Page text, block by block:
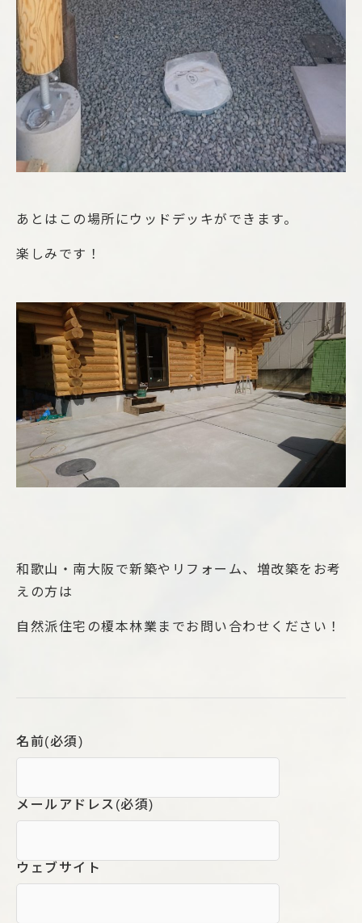
あとはこの場所にウッドデッキができます。
楽しみです！
和歌山・南大阪で新築やリフォーム、増改築をお考
えの方は
自然派住宅の榎本林業までお問い合わせください！
名前(必須)
メールアドレス (必須)
ウェブサイト